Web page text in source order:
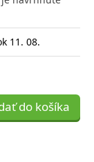
11. 08.
do košíka